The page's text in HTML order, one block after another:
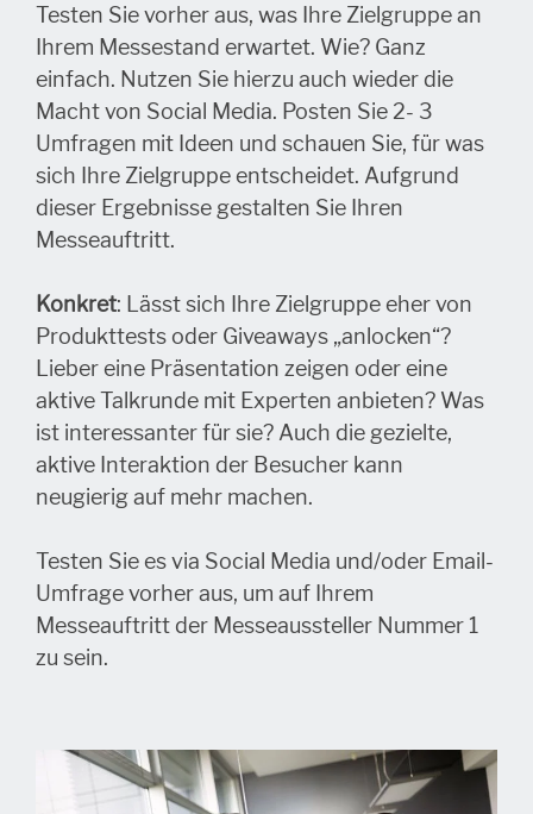
Testen Sie vorher aus, was Ihre Zielgruppe an
Ihrem Messestand erwartet. Wie? Ganz
einfach. Nutzen Sie hierzu auch wieder die
Macht von Social Media. Posten Sie 2- 3
Umfragen mit Ideen und schauen Sie, für was
sich Ihre Zielgruppe entscheidet. Aufgrund
dieser Ergebnisse gestalten Sie Ihren
Messeauftritt.
Konkret: Lässt sich Ihre Zielgruppe eher von
Produkttests oder Giveaways „anlocken“?
Lieber eine Präsentation zeigen oder eine
aktive Talkrunde mit Experten anbieten? Was
ist interessanter für sie? Auch die gezielte,
aktive Interaktion der Besucher kann
neugierig auf mehr machen.
Testen Sie es via Social Media und/oder Email-
Umfrage vorher aus, um auf Ihrem
Messeauftritt der Messeaussteller Nummer 1
zu sein.